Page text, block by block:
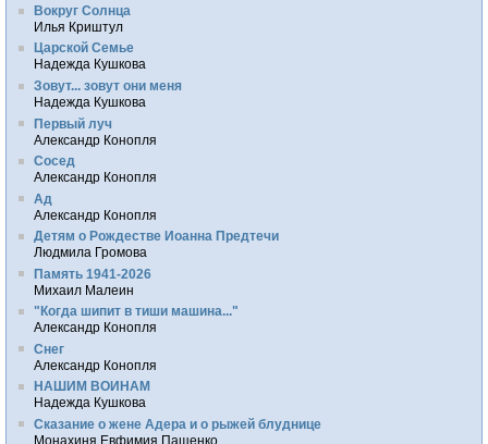
Вокруг Солнца
Илья Криштул
Царской Семье
Надежда Кушкова
Зовут... зовут они меня
Надежда Кушкова
Первый луч
Александр Конопля
Сосед
Александр Конопля
Ад
Александр Конопля
Детям о Рождестве Иоанна Предтечи
Людмила Громова
Память 1941-2026
Михаил Малеин
"Когда шипит в тиши машина..."
Александр Конопля
Снег
Александр Конопля
НАШИМ ВОИНАМ
Надежда Кушкова
Сказание о жене Адера и о рыжей блуднице
Монахиня Евфимия Пащенко